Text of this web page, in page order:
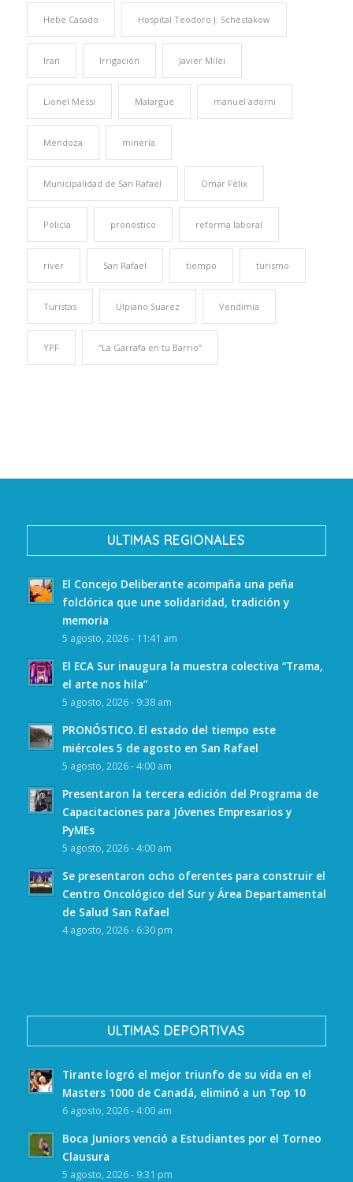
Hebe Casado Hospital Teodoro J. Schestakow
Iran Irrigación Javier Milei
Lionel Messi Malargüe manuel adorni
Mendoza minería
Municipalidad de San Rafael Omar Félix
Policía pronóstico reforma laboral
river San Rafael tiempo turismo
Turistas Ulpiano Suarez Vendimia
YPF “La Garrafa en tu Barrio”
ULTIMAS REGIONALES
El Concejo Deliberante acompaña una peña
folclórica que une solidaridad, tradición y
memoria
5 agosto, 2026 - 11:41 am
El ECA Sur inaugura la muestra colectiva “Trama,
el arte nos hila”
5 agosto, 2026 - 9:38 am
PRONÓSTICO. El estado del tiempo este
miércoles 5 de agosto en San Rafael
5 agosto, 2026 - 4:00 am
Presentaron la tercera edición del Programa de
Capacitaciones para Jóvenes Empresarios y
PyMEs
5 agosto, 2026 - 4:00 am
Se presentaron ocho oferentes para construir el
Centro Oncológico del Sur y Área Departamental
de Salud San Rafael
4 agosto, 2026 - 6:30 pm
ULTIMAS DEPORTIVAS
Tirante logró el mejor triunfo de su vida en el
Masters 1000 de Canadá, eliminó a un Top 10
6 agosto, 2026 - 4:00 am
Boca Juniors venció a Estudiantes por el Torneo
Clausura
5 agosto, 2026 - 9:31 pm